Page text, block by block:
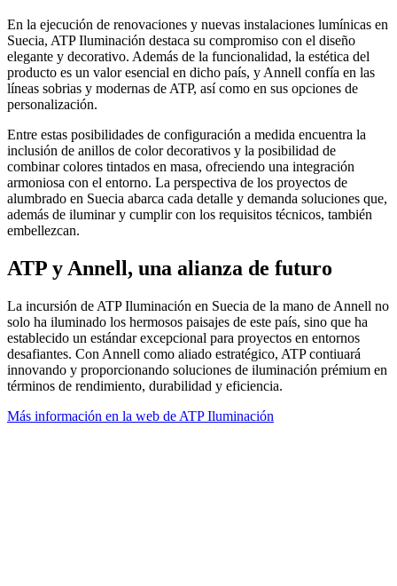
En la ejecución de renovaciones y nuevas instalaciones lumínicas en
Suecia, ATP Iluminación destaca su compromiso con el diseño
elegante y decorativo. Además de la funcionalidad, la estética del
producto es un valor esencial en dicho país, y Annell confía en las
líneas sobrias y modernas de ATP, así como en sus opciones de
personalización.
Entre estas posibilidades de configuración a medida encuentra la
inclusión de anillos de color decorativos y la posibilidad de
combinar colores tintados en masa, ofreciendo una integración
armoniosa con el entorno. La perspectiva de los proyectos de
alumbrado en Suecia abarca cada detalle y demanda soluciones que,
además de iluminar y cumplir con los requisitos técnicos, también
embellezcan.
ATP y Annell, una alianza de futuro
La incursión de ATP Iluminación en Suecia de la mano de Annell no
solo ha iluminado los hermosos paisajes de este país, sino que ha
establecido un estándar excepcional para proyectos en entornos
desafiantes. Con Annell como aliado estratégico, ATP contiuará
innovando y proporcionando soluciones de iluminación prémium en
términos de rendimiento, durabilidad y eficiencia.
Más información en la web de ATP Iluminación